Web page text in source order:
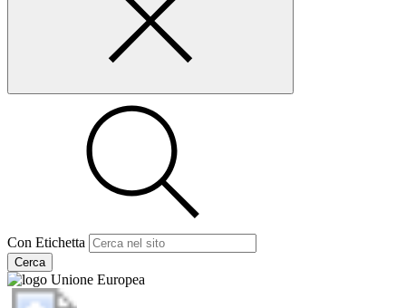
Con Etichetta
Cerca